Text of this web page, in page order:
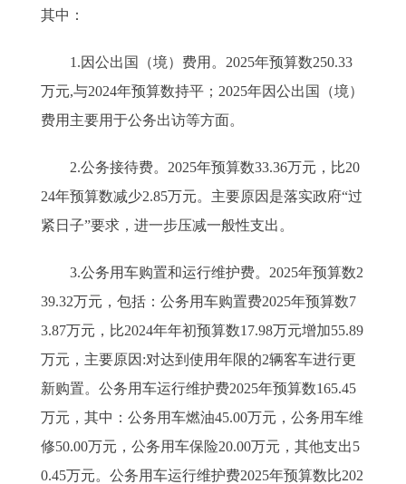
其中：
1.因公出国（境）费用。2025年预算数250.33
万元,与2024年预算数持平；2025年因公出国（境）
费用主要用于公务出访等方面。
2.公务接待费。2025年预算数33.36万元，比20
24年预算数减少2.85万元。主要原因是落实政府“过
紧日子”要求，进一步压减一般性支出。
3.公务用车购置和运行维护费。2025年预算数2
39.32万元，包括：公务用车购置费2025年预算数7
3.87万元，比2024年年初预算数17.98万元增加55.89
万元，主要原因:对达到使用年限的2辆客车进行更
新购置。公务用车运行维护费2025年预算数165.45
万元，其中：公务用车燃油45.00万元，公务用车维
修50.00万元，公务用车保险20.00万元，其他支出5
0.45万元。公务用车运行维护费2025年预算数比202